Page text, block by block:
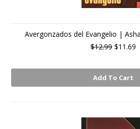
Avergonzados del Evangelio |
$12.99 $11.69
Add To Cart